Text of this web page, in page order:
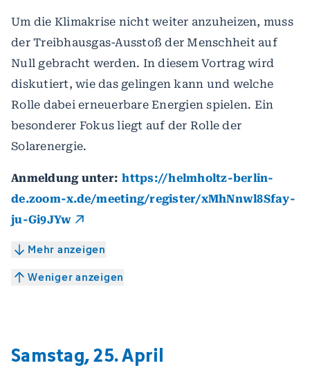
Um die Klimakrise nicht weiter anzuheizen, muss
der Treibhausgas-Ausstoß der Menschheit auf
Null gebracht werden. In diesem Vortrag wird
diskutiert, wie das gelingen kann und welche
Rolle dabei erneuerbare Energien spielen. Ein
besonderer Fokus liegt auf der Rolle der
Solarenergie.
Anmeldung unter: https://helmholtz-berlin-
de.zoom-x.de/meeting/register/xMhNnwl8Sfay-
ju-Gi9JYw
Mehr anzeigen
Weniger anzeigen
Samstag, 25. April